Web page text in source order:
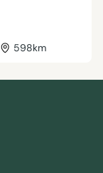
598km